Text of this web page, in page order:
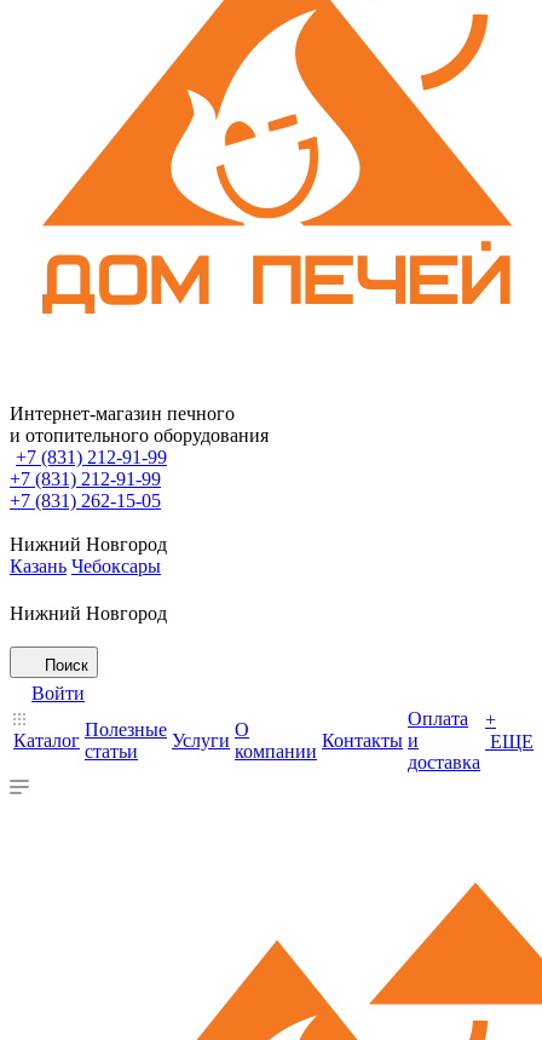
Интернет-магазин печного
и отопительного оборудования
+7 (831) 212-91-99
+7 (831) 212-91-99
+7 (831) 262-15-05
Нижний Новгород
Казань Чебоксары
Нижний Новгород
Поиск
Войти
Каталог
Полезные
статьи
Услуги
О
компании
Контакты
Оплата
и
доставка
+
ЕЩЕ